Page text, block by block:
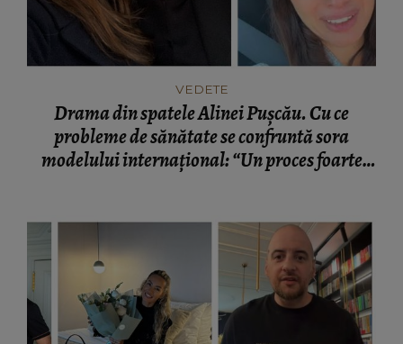
VEDETE
Drama din spatele Alinei Pușcău. Cu ce
probleme de sănătate se confruntă sora
modelului internațional: “Un proces foarte